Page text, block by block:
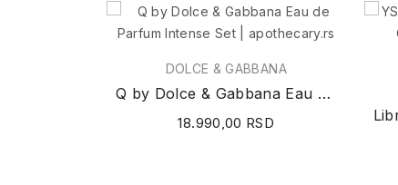
DOLCE & GABBANA
Q by Dolce & Gabbana Eau de Parfum Intense Set
18.990,00 RSD